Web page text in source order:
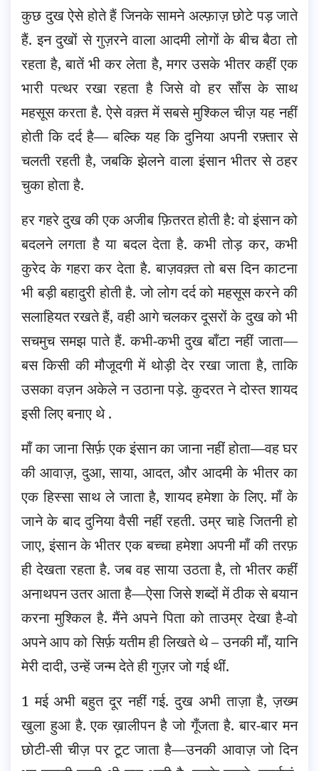
कुछ दुख ऐसे होते हैं जिनके सामने अल्फ़ाज़ छोटे पड़ जाते
हैं. इन दुखों से गुज़रने वाला आदमी लोगों के बीच बैठा तो
रहता है, बातें भी कर लेता है, मगर उसके भीतर कहीं एक
भारी पत्थर रखा रहता है जिसे वो हर साँस के साथ
महसूस करता है. ऐसे वक़्त में सबसे मुश्किल चीज़ यह नहीं
होती कि दर्द है— बल्कि यह कि दुनिया अपनी रफ़्तार से
चलती रहती है, जबकि झेलने वाला इंसान भीतर से ठहर
चुका होता है.
हर गहरे दुख की एक अजीब फ़ितरत होती है: वो इंसान को
बदलने लगता है या बदल देता है. कभी तोड़ कर, कभी
कुरेद के गहरा कर देता है. बाज़वक़्त तो बस दिन काटना
भी बड़ी बहादुरी होती है. जो लोग दर्द को महसूस करने की
सलाहियत रखते हैं, वही आगे चलकर दूसरों के दुख को भी
सचमुच समझ पाते हैं. कभी-कभी दुख बाँटा नहीं जाता—
बस किसी की मौजूदगी में थोड़ी देर रखा जाता है, ताकि
उसका वज़न अकेले न उठाना पड़े. कुदरत ने दोस्त शायद
इसी लिए बनाए थे .
माँ का जाना सिर्फ़ एक इंसान का जाना नहीं होता—वह घर
की आवाज़, दुआ, साया, आदत, और आदमी के भीतर का
एक हिस्सा साथ ले जाता है, शायद हमेशा के लिए. माँ के
जाने के बाद दुनिया वैसी नहीं रहती. उम्र चाहे जितनी हो
जाए, इंसान के भीतर एक बच्चा हमेशा अपनी माँ की तरफ़
ही देखता रहता है. जब वह साया उठता है, तो भीतर कहीं
अनाथपन उतर आता है—ऐसा जिसे शब्दों में ठीक से बयान
करना मुश्किल है. मैंने अपने पिता को ताउम्र देखा है-वो
अपने आप को सिर्फ़ यतीम ही लिखते थे – उनकी माँ, यानि
मेरी दादी, उन्हें जन्म देते ही गुज़र जो गई थीं.
1 मई अभी बहुत दूर नहीं गई. दुख अभी ताज़ा है, ज़ख्म
खुला हुआ है. एक ख़ालीपन है जो गूँजता है. बार-बार मन
छोटी-सी चीज़ पर टूट जाता है—उनकी आवाज़ जो दिन